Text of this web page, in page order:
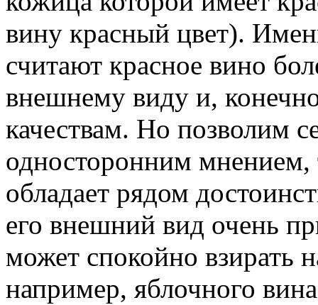
вину красный цвет).
считают красное вино
внешнему виду и,
качествам. Но позволим
односторонним мнением,
обладает рядом
его внешний вид очень
может спокойно взирать
например, яблочного